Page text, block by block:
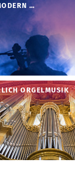
…
ORGELMUSIK